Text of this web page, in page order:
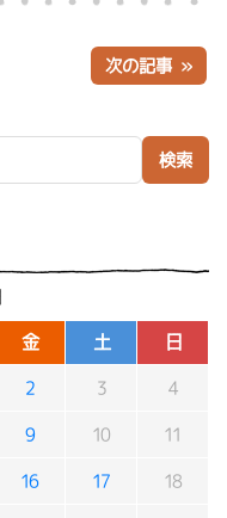
金 土 日
2 3 4
9 10 11
16 17 18
次の記事 »